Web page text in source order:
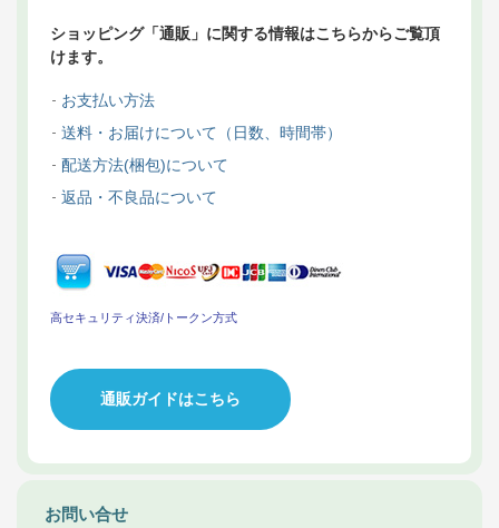
ショッピング「通販」に関する情報はこちらからご覧頂
けます。
お支払い方法
送料・お届けについて（日数、時間帯）
配送方法(梱包)について
返品・不良品について
高セキュリティ決済/トークン方式
通販ガイドはこちら
お問い合せ